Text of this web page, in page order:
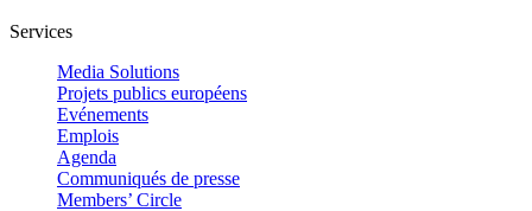
Services
Media Solutions
Projets publics européens
Evénements
Emplois
Agenda
Communiqués de presse
Members’ Circle